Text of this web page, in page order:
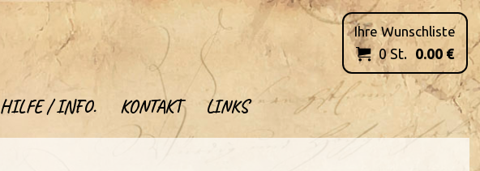
HILFE / INFO. KONTAKT LINKS
Ihre Wunschliste
 0St. 0.00 €